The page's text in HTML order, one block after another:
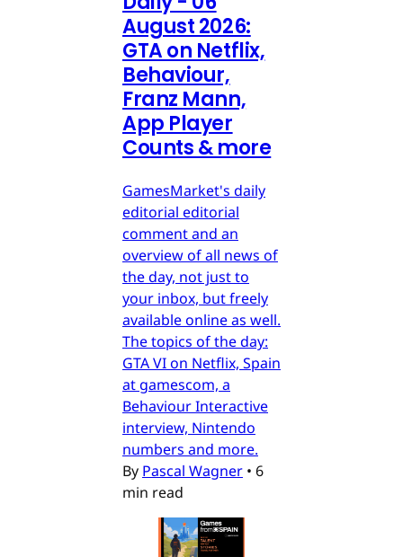
August 2026:
GTA on Netflix,
Behaviour,
Franz Mann,
App Player
Counts & more
GamesMarket's daily
editorial editorial
comment and an
overview of all news of
the day, not just to
your inbox, but freely
available online as well.
The topics of the day:
GTA VI on Netflix, Spain
at gamescom, a
Behaviour Interactive
interview, Nintendo
numbers and more.
By Pascal Wagner • 6
min read